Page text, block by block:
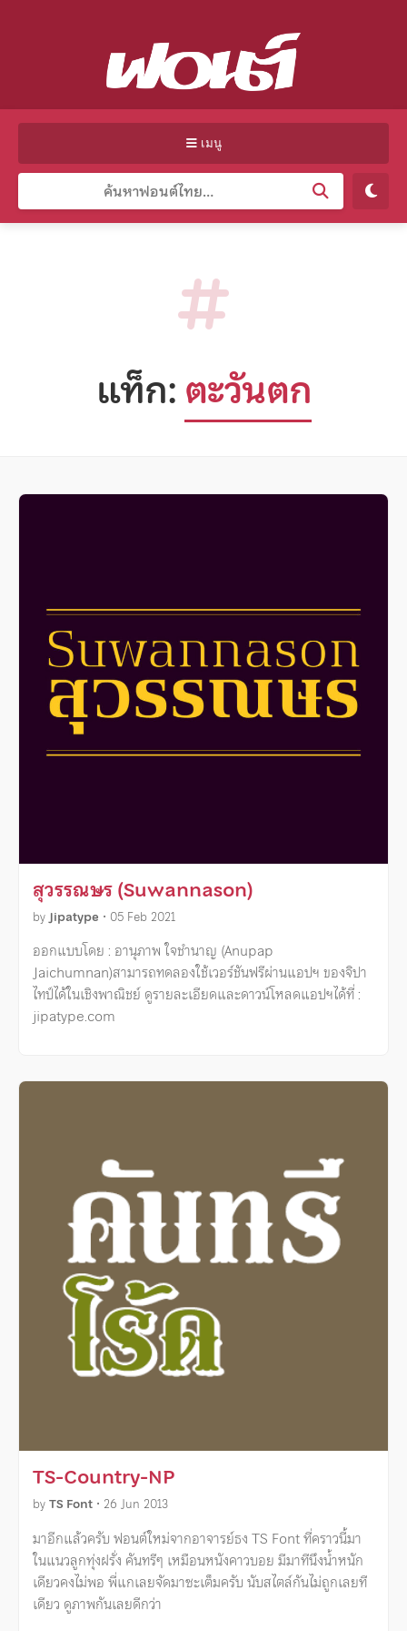
เมนู
แท็ก:ตะวันตก
สุวรรณษร (Suwannason)
byJipatype • 05 Feb 2021
ออกแบบโดย : อานุภาพ ใจชำนาญ (Anupap
Jaichumnan)สามารถทดลองใช้เวอร์ชันฟรีผ่านแอปฯ ของจิปา
ไทป์ได้ในเชิงพาณิชย์ ดูรายละเอียดและดาวน์โหลดแอปฯได้ที่ :
jipatype.com
TS-Country-NP
byTS Font • 26 Jun 2013
มาอีกแล้วครับ ฟอนต์ใหม่จากอาจารย์ธง TS Font ที่คราวนี้มา
ในแนวลูกทุ่งฝรั่ง คันทรีๆ เหมือนหนังคาวบอย มีมาทีนึงน้ำหนัก
เดียวคงไม่พอ พี่แกเลยจัดมาซะเต็มครับ นับสไตล์กันไม่ถูกเลยที
เดียว ดูภาพกันเลยดีกว่า